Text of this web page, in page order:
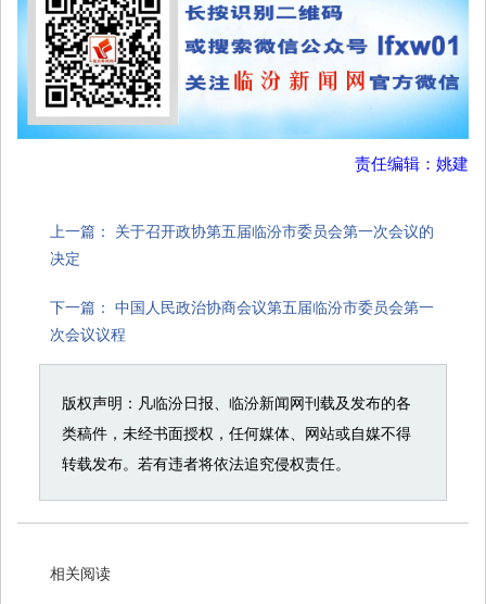
责任编辑：姚建
上一篇： 关于召开政协第五届临汾市委员会第一次会议的
决定
下一篇： 中国人民政治协商会议第五届临汾市委员会第一
次会议议程
版权声明：凡临汾日报、临汾新闻网刊载及发布的各
类稿件，未经书面授权，任何媒体、网站或自媒不得
转载发布。若有违者将依法追究侵权责任。
相关阅读